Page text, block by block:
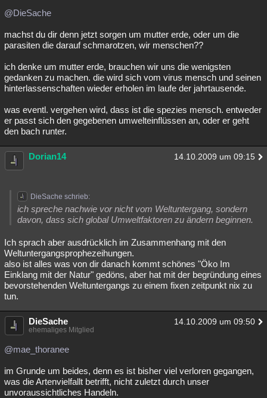
@DieSache
machst du dir denn jetzt sorgen um mutter erde, oder um die
parasiten die darauf schmarotzen, wir menschen??
ich denke um mutter erde, brauchen wir uns die wenigsten
gedanken zu machen. die wird sich vom virus mensch und seinen
hinterlassenschaften wieder erholen im laufe der jahrtausende.
was eventl. vergehen wird, dass ist die spezies mensch. entweder
er passt sich den gegebenen umwelteinflüssen an, oder er geht
den bach runter.
Dorian14 14.10.2009 um 09:15
DieSache schrieb:
ich spreche nachwie vor nicht vom Weltuntergang, sondern
davon, dass sich global Umweltfaktoren zu ändern beginnen.
Ich sprach aber ausdrücklich im Zusammenhang mit den
Weltuntergangsprophezeihungen.
also ist alles was von dir danach kommt schönes "Öko Im
Einklang mit der Natur" gedöns, aber hat mit der begründung eines
bevorstehenden Weltuntergangs zu einem fixen zeitpunkt nix zu
tun.
DieSache 14.10.2009 um 09:50
ehemaliges Mitglied
@mae_thoranee
im Grunde um beides, denn es ist bisher viel verloren gegangen,
was die Artenvielfallt betrifft, nicht zuletzt durch unser
unvoraussichtliches Handeln.